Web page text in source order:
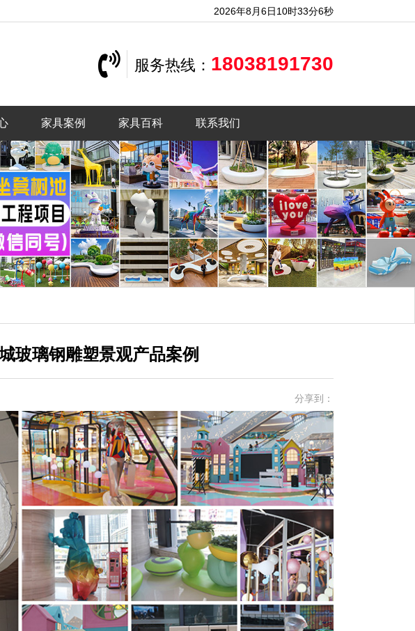
2026年8月6日10时33分7秒
服务热线： 18038191730
家具案例 家具百科 联系我们
玻璃钢雕塑景观产品案例
分享到：